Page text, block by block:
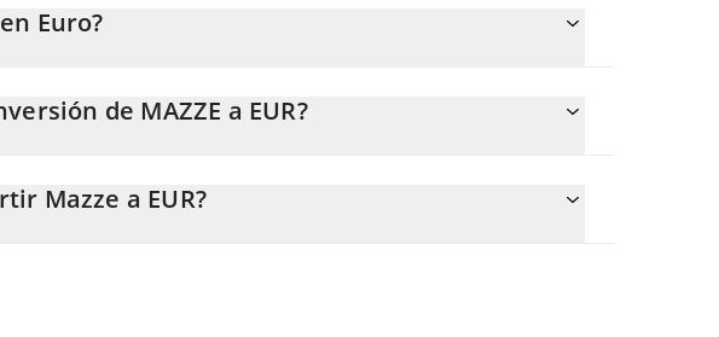
Euro?
a 0.00013532 EUR.
de MAZZE a EUR?
de Mazze en el campo correspondiente, y el valor se convertirá
Mazze a EUR?